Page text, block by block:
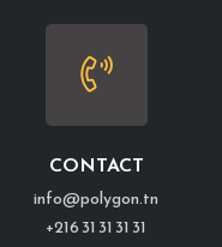
CONTACT
info@polygon.tn
+216 31 31 31 31